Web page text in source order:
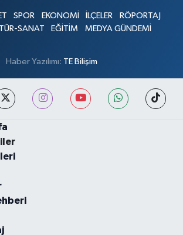
SPOR EKONOMİ İLÇELER
RÖPORTAJ
SANAT EĞİTİM MEDYA GÜNDEMİ
Haber Yazılımı: TE Bilişim